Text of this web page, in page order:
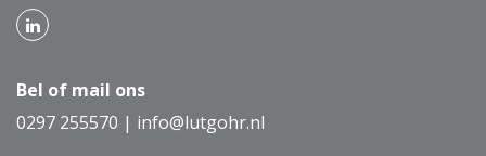
Bel of mail ons
0297 255570 | info@lutgohr.nl